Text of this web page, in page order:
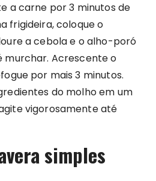
a carne por 3 minutos de
frigideira, coloque o
a cebola e o alho-poró
murchar. Acrescente o
por mais 3 minutos.
do molho em um
vigorosamente até
simples